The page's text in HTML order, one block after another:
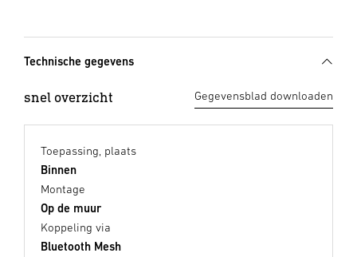
Technische gegevens
snel overzicht Gegevensblad downloaden
Toepassing, plaats
Binnen
Montage
Op de muur
Koppeling via
Bluetooth Mesh